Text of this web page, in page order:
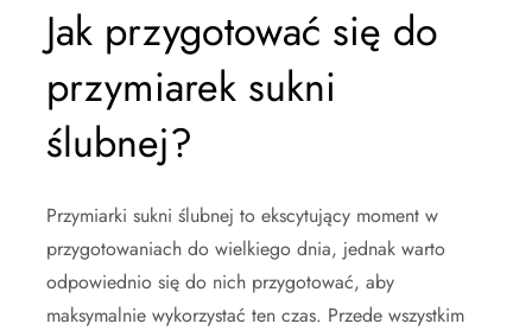
Jak przygotować się do
przymiarek sukni
ślubnej?
Przymiarki sukni ślubnej to ekscytujący moment w
przygotowaniach do wielkiego dnia, jednak warto
odpowiednio się do nich przygotować, aby
maksymalnie wykorzystać ten czas. Przede wszystkim